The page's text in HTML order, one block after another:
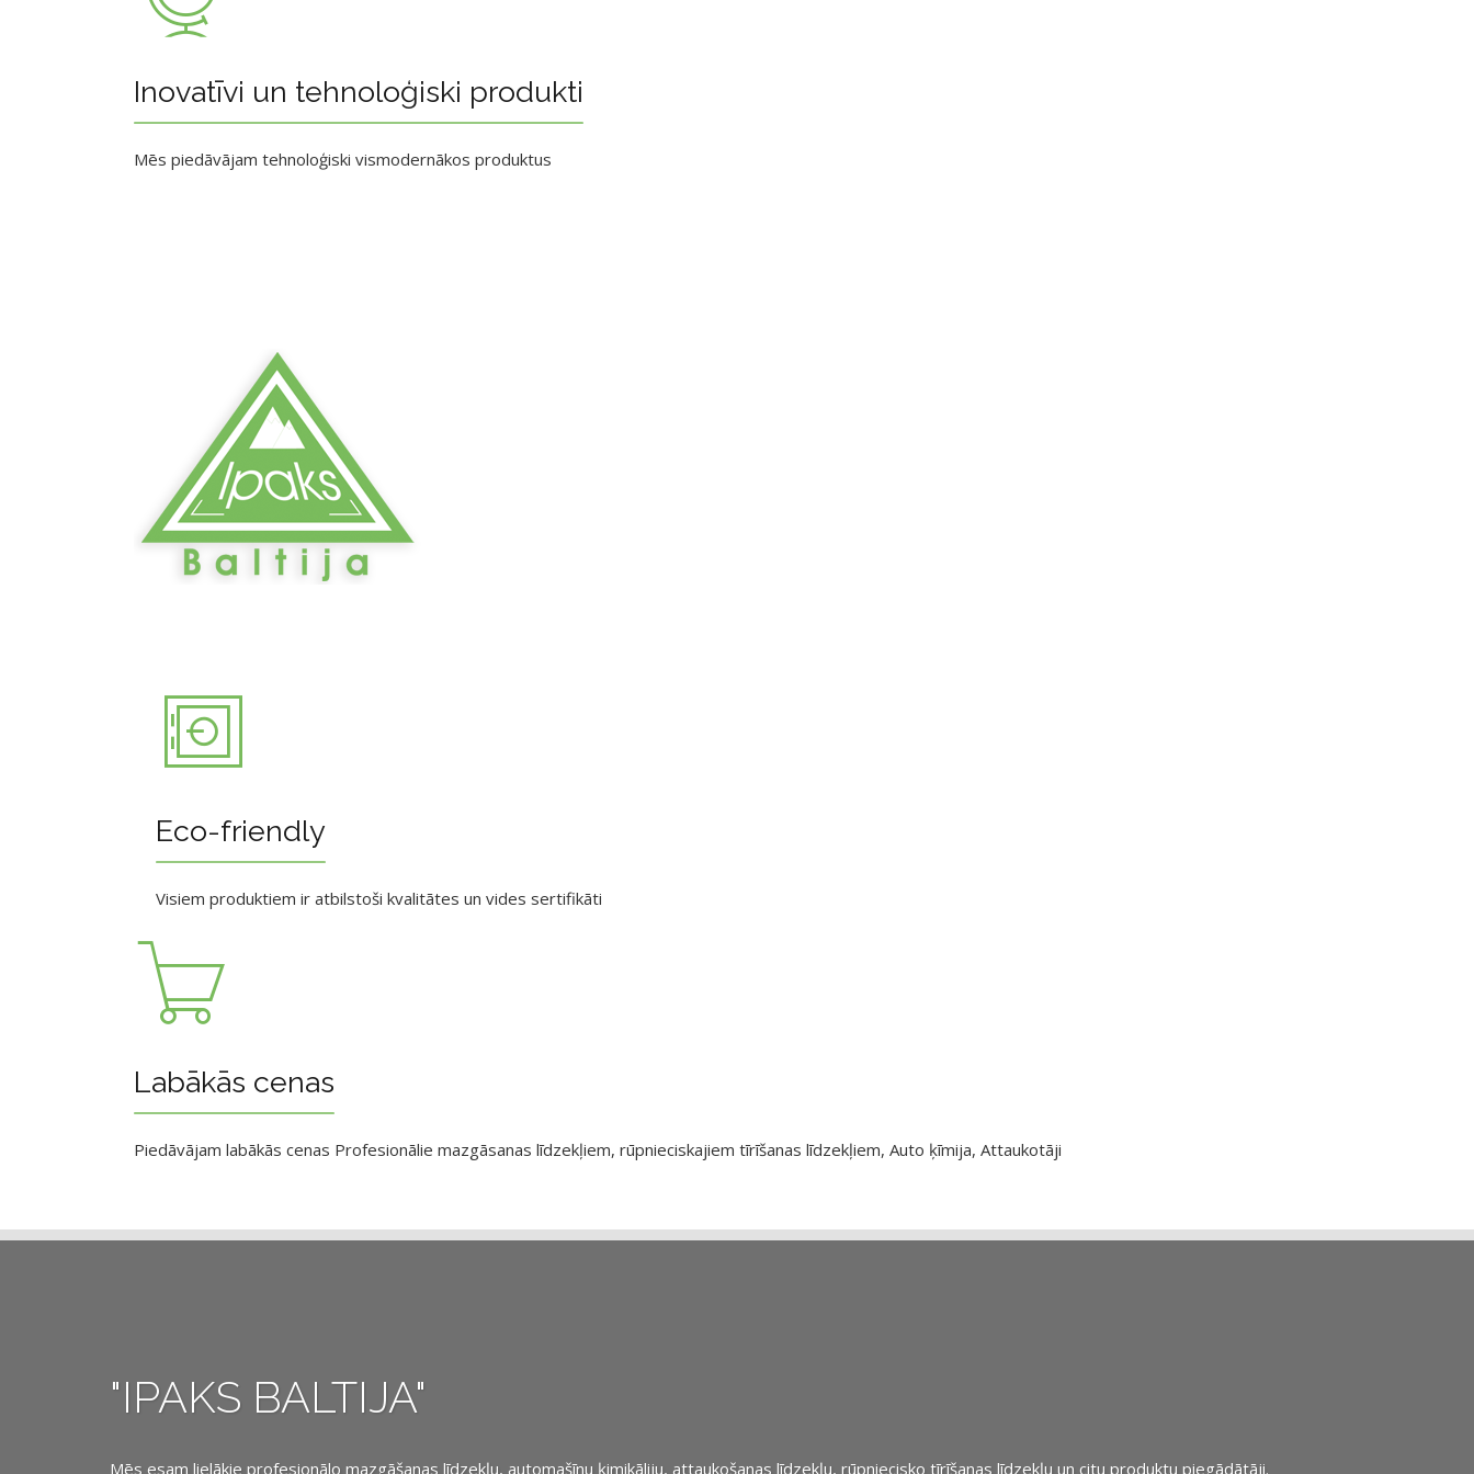
Inovatīvi un tehnoloģiski produkti
Mēs piedāvājam tehnoloģiski vismodernākos produktus
Eco-friendly
Visiem produktiem ir atbilstoši kvalitātes un vides sertifikāti
Labākās cenas
Piedāvājam labākās cenas Profesionālie mazgāsanas līdzekļiem, rūpnieciskajiem tīrīšanas līdzekļiem, Auto ķīmija, Attaukotāji
"IPAKS BALTIJA"
Mēs esam lielākie profesionālo mazgāšanas līdzekļu, automašīnu ķimikāliju, attaukošanas līdzekļu, rūpniecisko tīrīšanas līdzekļu un citu produktu piegādātāji.